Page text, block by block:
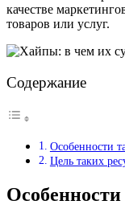
качестве
товаров или услуг.
Содержание
Особенности
Цель таких
Особенности